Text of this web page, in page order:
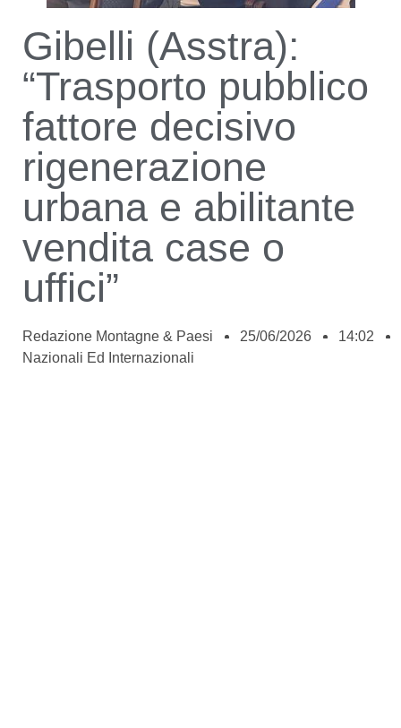
Gibelli (Asstra):
“Trasporto pubblico
fattore decisivo
rigenerazione
urbana e abilitante
vendita case o
uffici”
Redazione Montagne & Paesi 25/06/2026
14:02
Nazionali Ed Internazionali